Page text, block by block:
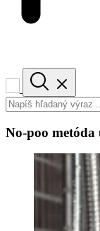
No-poo